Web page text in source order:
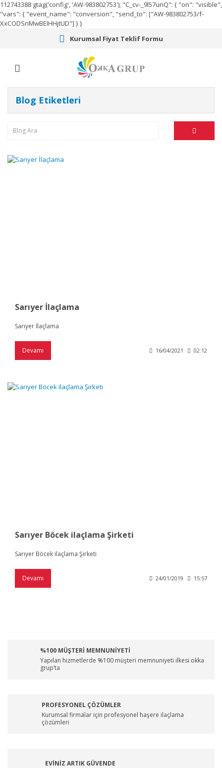
112743388 gtag('config', 'AW-983802753'); "C_cv-_9l57unQ": { "on": "visible",
"vars": { "event_name": "conversion", "send_to": ["AW-983802753/f-
XxCODSnMwBEIHHjtUD"] } }
Kurumsal Fiyat Teklif Formu
Blog Etiketleri
Sarıyer İlaçlama
Sarıyer İlaçlama
Devamı 16/04/2021 02:12
Sarıyer Böcek ilaçlama Şirketi
Sarıyer Böcek ilaçlama Şirketi
Devamı 24/01/2019 15:57
%100 MÜŞTERİ MEMNUNİYETİ
Yapılan hizmetlerde %100 müşteri memnuniyeti ilkesi okka
grup’ta
PROFESYONEL ÇÖZÜMLER
Kurumsal firmalar için profesyonel haşere ilaçlama
çözümleri
EVİNİZ ARTIK GÜVENDE